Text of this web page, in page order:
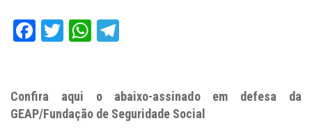
Facebook
TwitterWhatsApp
Confira aqui o abaixo-assinado em defesa da
GEAP/Fundação de Seguridade Social